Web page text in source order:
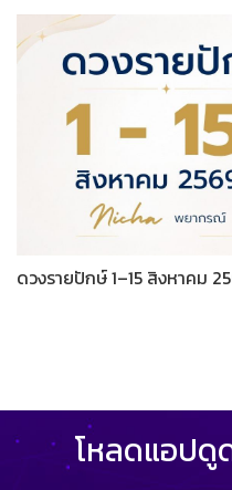
ดวงรายปักษ์ 1–15 สิงหาคม
โหลดแอปดู